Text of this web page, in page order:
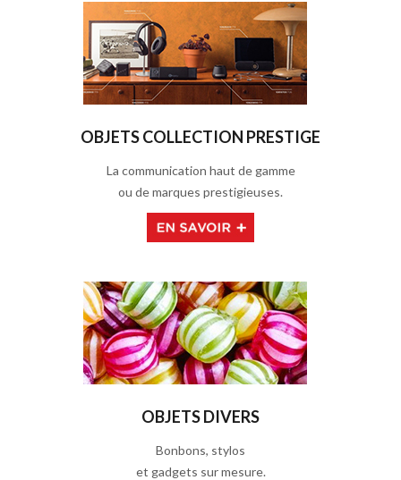
OBJETS COLLECTION PRESTIGE
La communication haut de gamme
ou de marques prestigieuses.
OBJETS DIVERS
Bonbons, stylos
et gadgets sur mesure.